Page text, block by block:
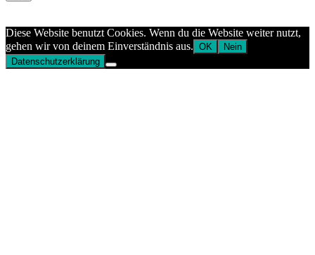
Diese Website benutzt Cookies. Wenn du die Website weiter nutzt,
gehen wir von deinem Einverständnis aus. OK
Nein
Datenschutzerklärung